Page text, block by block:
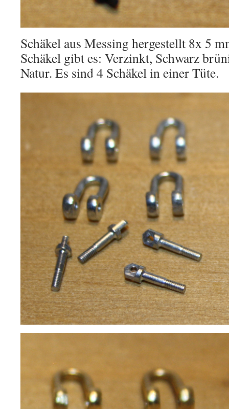
Schäkel aus Messing hergestellt 8x 5
Schäkel gibt es: Verzinkt, Schwarz
Natur. Es sind 4 Schäkel in einer Tüte.